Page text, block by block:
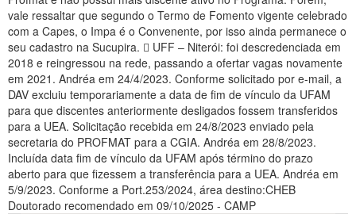
vale ressaltar que segundo o Termo de Fomento vigente celebrado
com a Capes, o Impa é o Convenente, por isso ainda permanece o
seu cadastro na Sucupira.  UFF – Niterói: foi descredenciada em
2018 e reingressou na rede, passando a ofertar vagas novamente
em 2021. Andréa em 24/4/2023. Conforme solicitado por e-mail, a
DAV excluiu temporariamente a data de fim de vínculo da UFAM
para que discentes anteriormente desligados fossem transferidos
para a UEA. Solicitação recebida em 24/8/2023 enviado pela
secretaria do PROFMAT para a CGIA. Andréa em 28/8/2023.
Incluída data fim de vínculo da UFAM após término do prazo
aberto para que fizessem a transferência para a UEA. Andréa em
5/9/2023. Conforme a Port.253/2024, área destino:CHEB
Doutorado recomendado em 09/10/2025 - CAMP